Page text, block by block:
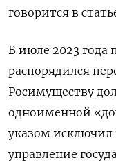
говорится в
В июле 2023 года
распорядился
Росимуществу
одноименной
указом исключил
управление